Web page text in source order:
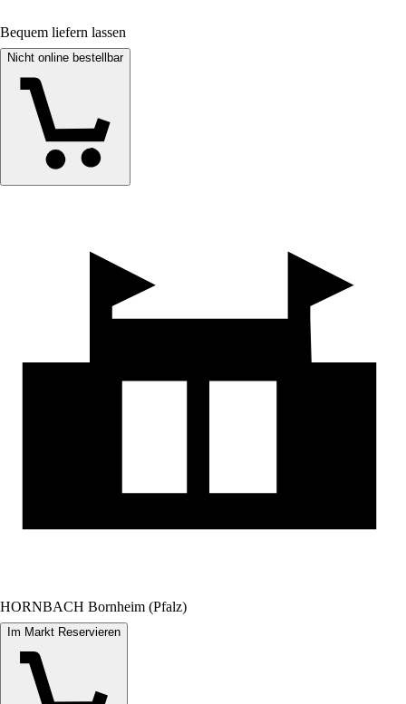
Bequem liefern lassen
Nicht online bestellbar
HORNBACH Bornheim (Pfalz)
Im Markt Reservieren